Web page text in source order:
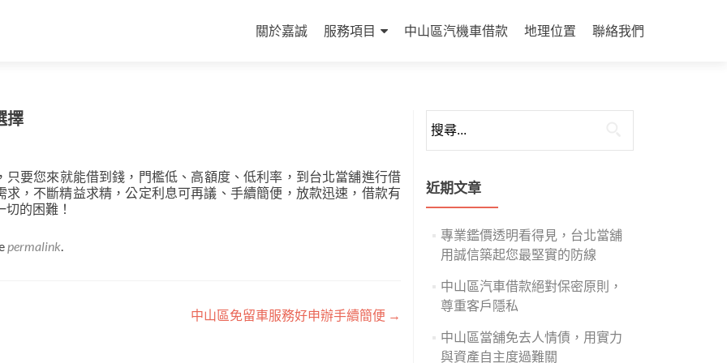
to
關於嘉誠 服務項目 中山區汽機車借款 地理位置 聯絡我們
擇
只要您來就能借到錢，門檻低、高額度、低利率，到台北當舖進行借
，不斷精益求精，公定利息可再議、手續簡便，放款迅速，借款有
的困難！
permalink.
中山區免留車服務好申辦手續簡便 →
尋
鍵
字:
近期文章
專業鑑價透明看得見，台北當舖
用誠信築起您最堅實的防線
中山區汽車借款絕對保密原則，
尊重客戶隱私
中山區當舖免去人情債，用實力
與資產自主度過難關